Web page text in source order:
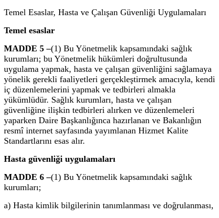
Temel Esaslar, Hasta ve Çalışan Güvenliği Uygulamaları
Temel esaslar
MADDE 5 –(1) Bu Yönetmelik kapsamındaki sağlık
kurumları; bu Yönetmelik hükümleri doğrultusunda
uygulama yapmak, hasta ve çalışan güvenliğini sağlamaya
yönelik gerekli faaliyetleri gerçekleştirmek amacıyla, kendi
iç düzenlemelerini yapmak ve tedbirleri almakla
yükümlüdür. Sağlık kurumları, hasta ve çalışan
güvenliğine ilişkin tedbirleri alırken ve düzenlemeleri
yaparken Daire Başkanlığınca hazırlanan ve Bakanlığın
resmî internet sayfasında yayımlanan Hizmet Kalite
Standartlarını esas alır.
Hasta güvenliği uygulamaları
MADDE 6 –(1) Bu Yönetmelik kapsamındaki sağlık
kurumları;
a) Hasta kimlik bilgilerinin tanımlanması ve doğrulanması,